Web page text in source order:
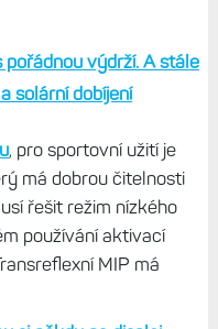
pořádnou výdrží. A stále
solární dobíjení
, pro sportovní užití je
má dobrou čitelnosti
řešit režim nízkého
používání aktivací
MIP má